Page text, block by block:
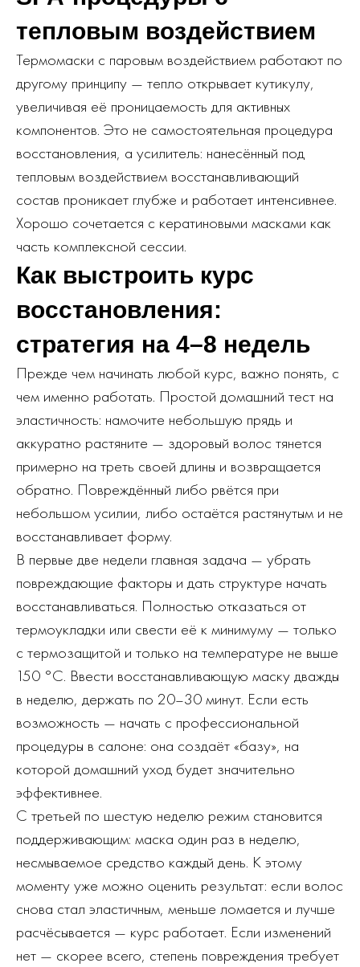
тепловым воздействием
Термомаски с паровым воздействием работают по
другому принципу — тепло открывает кутикулу,
увеличивая её проницаемость для активных
компонентов. Это не самостоятельная процедура
восстановления, а усилитель: нанесённый под
тепловым воздействием восстанавливающий
состав проникает глубже и работает интенсивнее.
Хорошо сочетается с кератиновыми масками как
часть комплексной сессии.
Как выстроить курс
восстановления:
стратегия на 4–8 недель
Прежде чем начинать любой курс, важно понять, с
чем именно работать. Простой домашний тест на
эластичность: намочите небольшую прядь и
аккуратно растяните — здоровый волос тянется
примерно на треть своей длины и возвращается
обратно. Повреждённый либо рвётся при
небольшом усилии, либо остаётся растянутым и не
восстанавливает форму.
В первые две недели главная задача — убрать
повреждающие факторы и дать структуре начать
восстанавливаться. Полностью отказаться от
термоукладки или свести её к минимуму — только
с термозащитой и только на температуре не выше
150 °C. Ввести восстанавливающую маску дважды
в неделю, держать по 20–30 минут. Если есть
возможность — начать с профессиональной
процедуры в салоне: она создаёт «базу», на
которой домашний уход будет значительно
эффективнее.
С третьей по шестую неделю режим становится
поддерживающим: маска один раз в неделю,
несмываемое средство каждый день. К этому
моменту уже можно оценить результат: если волос
снова стал эластичным, меньше ломается и лучше
расчёсывается — курс работает. Если изменений
нет — скорее всего, степень повреждения требует